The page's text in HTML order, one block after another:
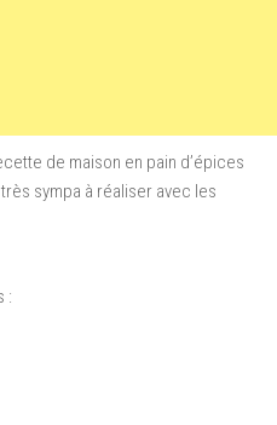
de maison en pain d’épices
sympa à réaliser avec les
: